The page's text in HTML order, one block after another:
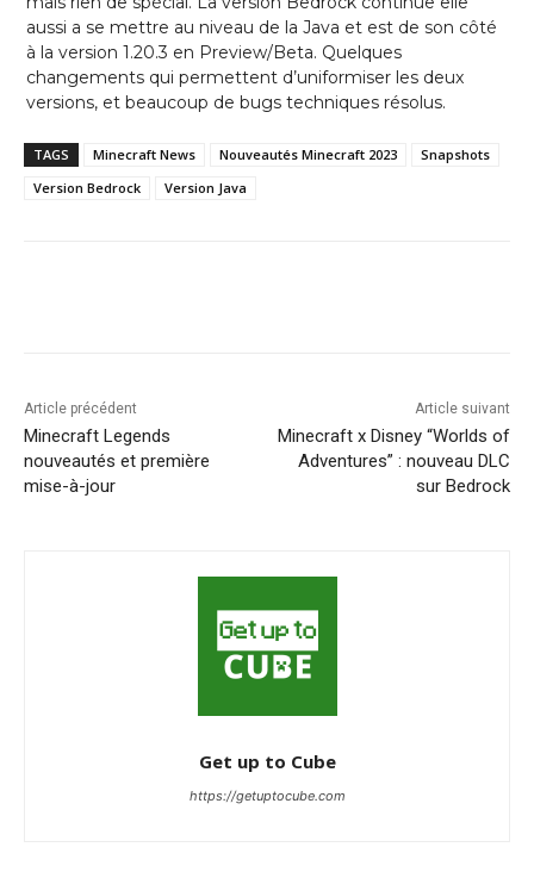
aussi a se mettre au niveau de la Java et est de son côté
à la version 1.20.3 en Preview/Beta. Quelques
changements qui permettent d’uniformiser les deux
versions, et beaucoup de bugs techniques résolus.
TAGS Minecraft News Nouveautés Minecraft 2023
Snapshots
Version Bedrock
Version Java
Article précédent
Minecraft Legends
nouveautés et première
mise-à-jour
Article suivant
Minecraft x Disney “Worlds of
Adventures” : nouveau DLC
sur Bedrock
Get up to Cube
https://getuptocube.com